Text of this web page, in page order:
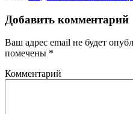
Добавить комментарий
Ваш адрес email не будет
помечены *
Комментарий